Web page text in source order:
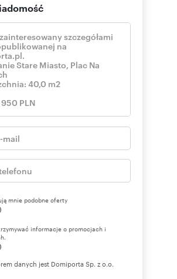
mnie podobne oferty
informacje o promocjach i
danych jest Domiporta Sp. z o.o.